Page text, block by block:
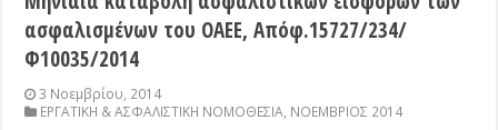
ασφαλισμένων του ΟΑΕΕ, Απόφ.15727/234/
Φ10035/2014
3 Νοεμβρίου, 2014
ΕΡΓΑΤΙΚΗ & ΑΣΦΑΛΙΣΤΙΚΗ ΝΟΜΟΘΕΣΙΑ, ΝΟΕΜΒΡΙΟΣ 2014